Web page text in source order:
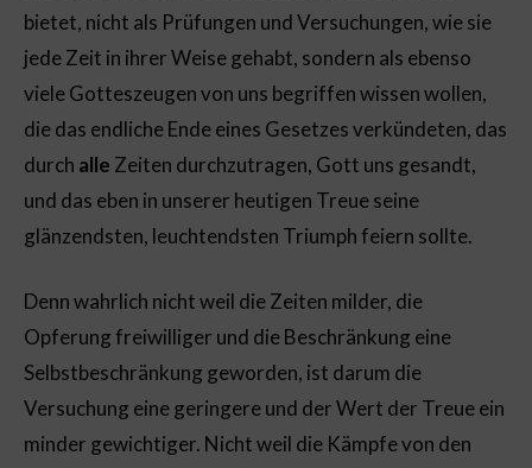
bietet, nicht als Prüfungen und Versuchungen, wie sie
jede Zeit in ihrer Weise gehabt, sondern als ebenso
viele Gotteszeugen von uns begriffen wissen wollen,
die das endliche Ende eines Gesetzes verkündeten, das
durch alle Zeiten durchzutragen, Gott uns gesandt,
und das eben in unserer heutigen Treue seine
glänzendsten, leuchtendsten Triumph feiern sollte.
Denn wahrlich nicht weil die Zeiten milder, die
Opferung freiwilliger und die Beschränkung eine
Selbstbeschränkung geworden, ist darum die
Versuchung eine geringere und der Wert der Treue ein
minder gewichtiger. Nicht weil die Kämpfe von den